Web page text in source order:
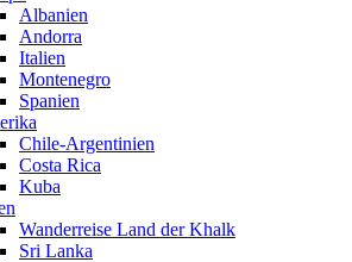
Albanien
Andorra
Italien
Montenegro
Spanien
Chile-Argentinien
Costa Rica
Kuba
Wanderreise Land der Khalk
Sri Lanka